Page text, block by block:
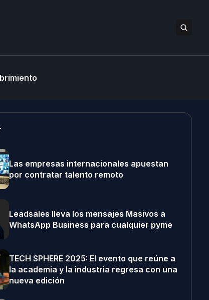
Las empresas internacionales apuestan
por contratar talento remoto
Leadsales lleva los mensajes Masivos a
WhatsApp Business para cualquier pyme
TECH SPHERE 2025: El evento que reúne a
la academia y la industria regresa con una
nueva edición